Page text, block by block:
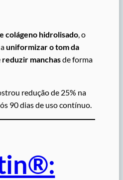
colágeno hidrolisado , o
uniformizar o tom da
reduzir manchasde forma
redução de 25% na
90 dias de uso contínuo.